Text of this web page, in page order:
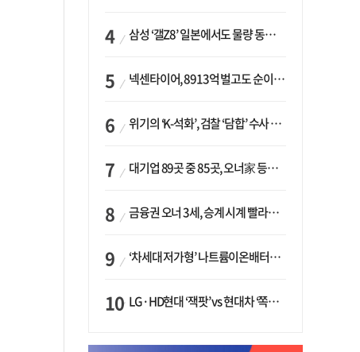
삼성 ‘갤Z8’ 일본에서도 물량 동났다…애플 참전 앞두고 선두 수성 ‘시험대’
넥센타이어, 8913억 벌고도 순이익 2억…유럽 세부담에 이익 증발
위기의 ‘K-석화’, 검찰 ‘담합’ 수사 착수…“LG·한화·롯데 등 7개 업체, 8개 제품 가격 담합”
대기업 89곳 중 85곳, 오너家 등기임원 겸직…BS 46곳·SM 45곳 ‘족벌경영’ 고착화
금융권 오너 3세, 승계 시계 빨라지나…한국투자 ‘속도’·미래에셋·메리츠는 ‘거리두기’
‘차세대 저가형’ 나트륨이온배터리 시대 오나…LG화학·에코프로, 상용화 속도낸다
LG·HD현대 ‘잭팟’ vs 현대차 ‘쪽박’…글로벌 사모펀드, 韓 대기업 투자 ‘희비’